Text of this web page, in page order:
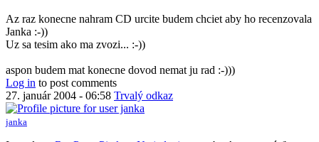
Az raz konecne nahram CD urcite budem chciet aby ho recenzovala
Janka :-))
Uz sa tesim ako ma zvozi... :-))
aspon budem mat konecne dovod nemat ju rad :-)))
Log in to post comments
27. január 2004 - 06:58 Trvalý odkaz
janka